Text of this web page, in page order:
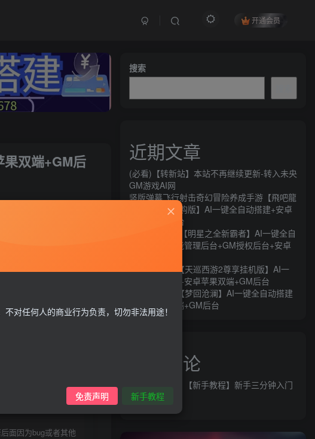
开通会员
双端+GM后
面因为bug或者其他
搜索
近期文章
(必看)【转新站】本站不再继续更新-转入未央
GM游戏AI网
竖版弹幕飞行射击奇幻冒险养成手游【飛吧龍
騎士代金券内购版】AI一键全自动搭建+安卓
+CDK授权后台
横版闯关手游【明星之全新霸者】AI一键全自
动搭建+全功能管理后台+GM授权后台+安卓
MT3换皮MH【天巡西游2尊享挂机版】AI一
键全自动搭建+安卓苹果双端+GM后台
MT3换皮MH【梦回沧澜】AI一键全自动搭建
+安卓苹果双端+GM后台
近期评论
【新手教程】新手三分钟入门
AI全自动搭建
对任何人的商业行为负责，切勿非法用途！
免责声明 新手教程